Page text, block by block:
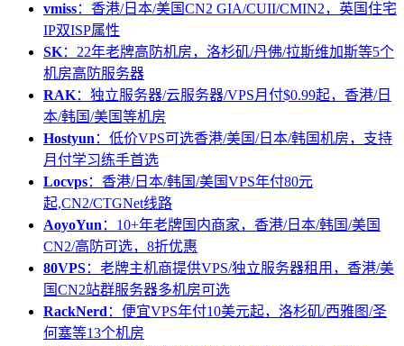
vmiss：香港/日本/美国CN2 GIA/CUII/CMIN2，英国住宅
IP双ISP属性
SK：22年老牌高防机房，洛杉矶/丹佛/拉斯维加斯等5个
机房高防服务器
RAK：独立服务器/云服务器/VPS月付$0.99起，香港/日
本/韩国/美国等机房
Hostyun ：低价VPS可选香港/美国/日本/韩国机房，支持
月付学习练手首选
Locvps：香港/日本/韩国/美国VPS年付80元
起,CN2/CTGNet线路
AoyoYun ：10+年老牌国内商家，香港/日本/韩国/美国
CN2/高防可选，8折优惠
80VPS：老牌主机商提供VPS/独立服务器租用，香港/美
国CN2站群服务器多机房可选
RackNerd ：便宜VPS年付10美元起，洛杉矶/西雅图/圣
何塞等13个机房